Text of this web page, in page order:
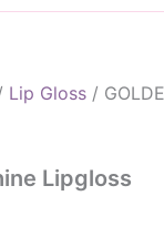
Lip Gloss /
Lipgloss